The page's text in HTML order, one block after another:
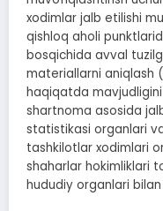
xodimlar jalb etilishi
qishloq aholi
bosqichida avval
materiallarni aniqlash
haqiqatda
shartnoma asosida
statistikasi organlari
tashkilotlar xodimlari
shaharlar hokimliklari
hududiy organlari